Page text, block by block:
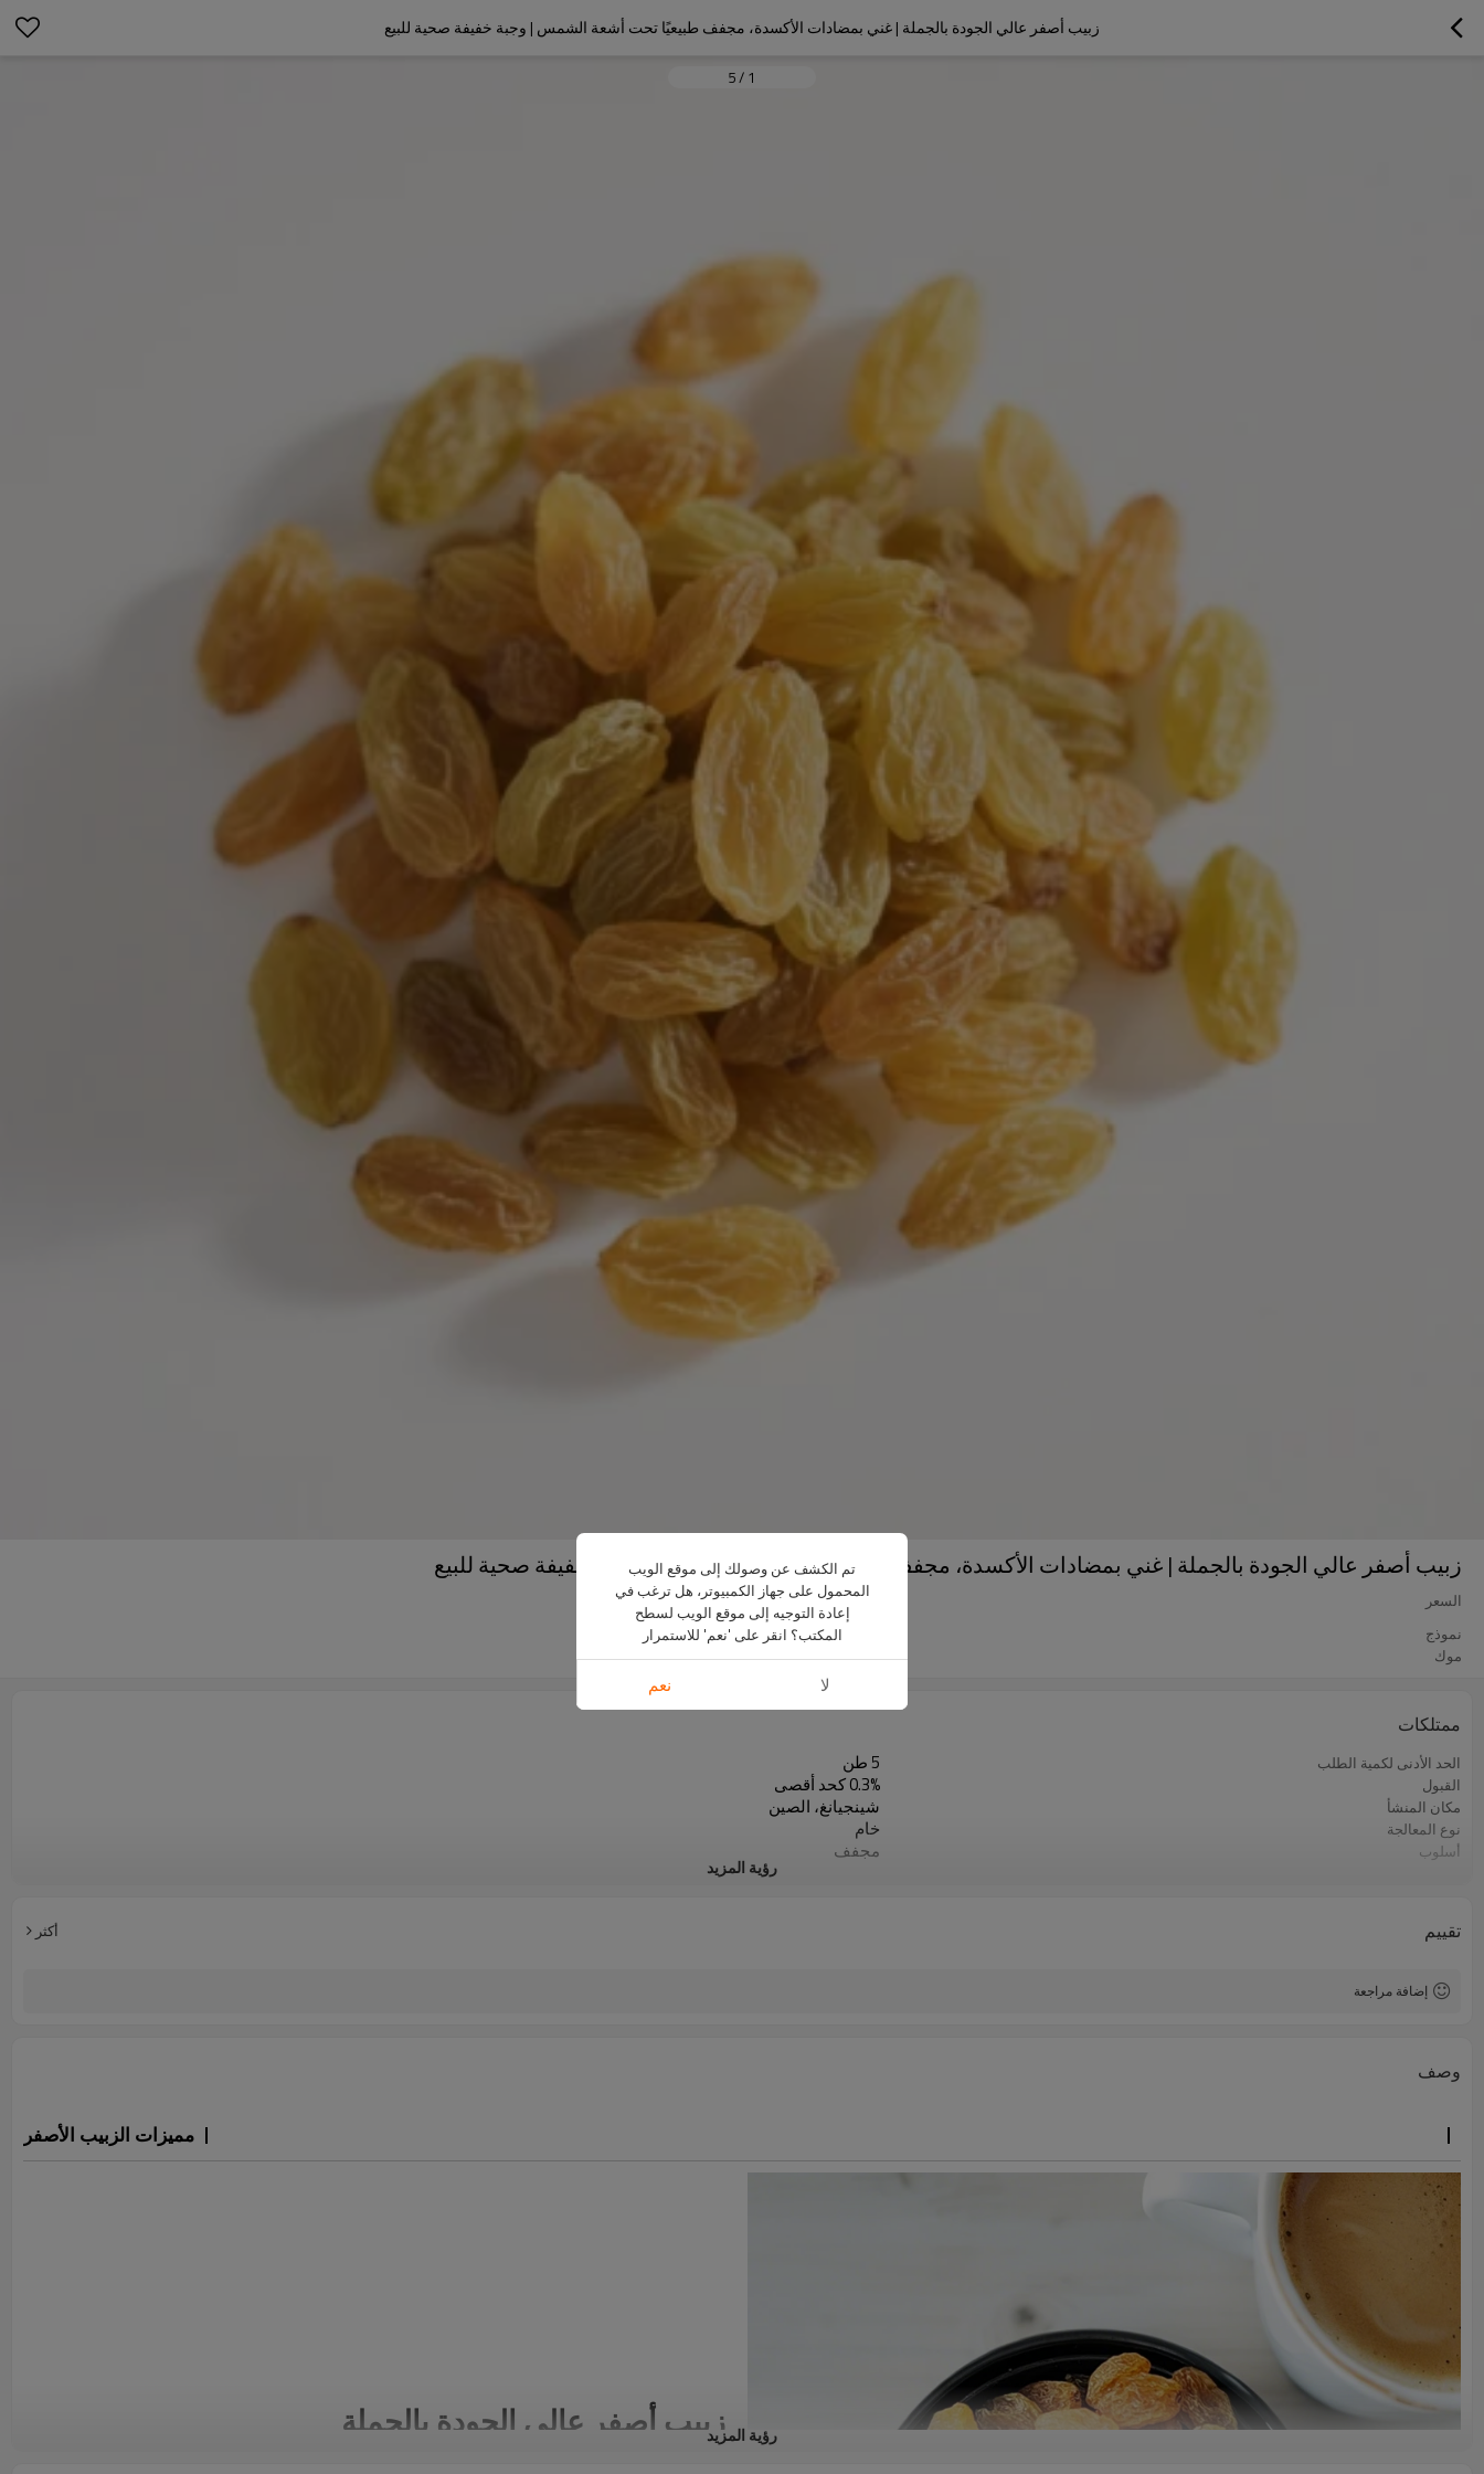
زبيب أصفر عالي الجودة بالجملة | غني بمضادات الأكسدة، مجفف طبيعيًا تحت أشعة الشمس | وجبة خفيفة صحية للبيع
1
/
5
زبيب أصفر عالي الجودة بالجملة | غني بمضادات الأكسدة، مجفف طبيعيًا تحت أشعة الشمس | وجبة خفيفة صحية للبيع
السعر US $2099-2299
نموذج جي آر 02
موك 5 ton
ممتلكات
الحد الأدنى لكمية الطلب 5 طن
القبول 0.3% كحد أقصى
مكان المنشأ شينجيانغ، الصين
نوع المعالجة خام
أسلوب مجفف
شركة صن شاين للمنتجات الزراعية المحدودة
رؤية المزيد
تقييم أكثر
إضافة مراجعة
وصف
مميزات الزبيب الأصفر
زبيب أصفر عالي الجودة بالجملةرؤية المزيد
تم الكشف عن وصولك إلى موقع الويب
المحمول على جهاز الكمبيوتر، هل ترغب في
إعادة التوجيه إلى موقع الويب لسطح
المكتب؟ انقر على 'نعم' للاستمرار
لا نعم